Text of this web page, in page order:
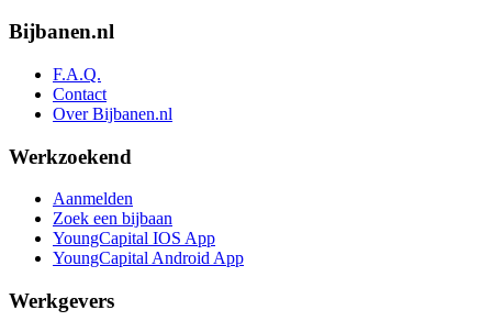
Bijbanen.nl
F.A.Q.
Contact
Over Bijbanen.nl
Werkzoekend
Aanmelden
Zoek een bijbaan
YoungCapital IOS App
YoungCapital Android App
Werkgevers